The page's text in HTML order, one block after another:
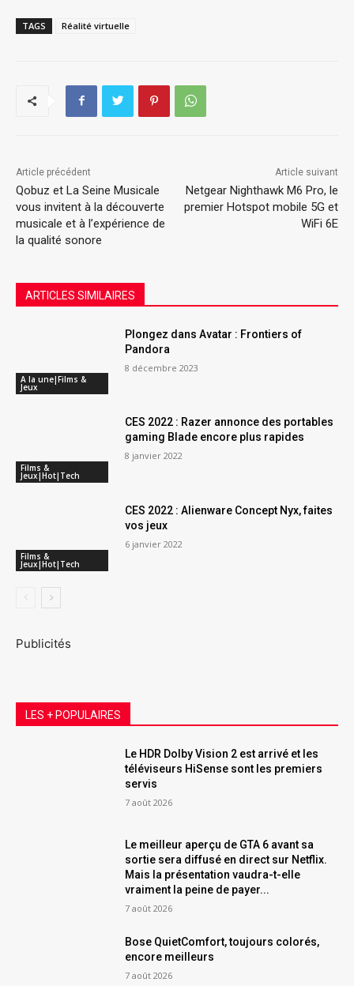
TAGS Réalité virtuelle
Article précédent
Qobuz et La Seine Musicale
vous invitent à la découverte
musicale et à l’expérience de
la qualité sonore
Article suivant
Netgear Nighthawk M6 Pro, le
premier Hotspot mobile 5G et
WiFi 6E
ARTICLES SIMILAIRES
A la une|Films &
Jeux
Plongez dans Avatar : Frontiers of
Pandora
8 décembre 2023
Films &
Jeux|Hot|Tech
CES 2022 : Razer annonce des portables
gaming Blade encore plus rapides
8 janvier 2022
Films &
Jeux|Hot|Tech
CES 2022 : Alienware Concept Nyx, faites
vos jeux
6 janvier 2022
Publicités
LES + POPULAIRES
Le HDR Dolby Vision 2 est arrivé et les
téléviseurs HiSense sont les premiers
servis
7 août 2026
Le meilleur aperçu de GTA 6 avant sa
sortie sera diffusé en direct sur Netflix.
Mais la présentation vaudra-t-elle
vraiment la peine de payer...
7 août 2026
Bose QuietComfort, toujours colorés,
encore meilleurs
7 août 2026